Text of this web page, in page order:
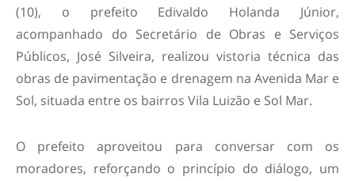
(10), o prefeito Edivaldo Holanda Júnior,
acompanhado do Secretário de Obras e Serviços
Públicos, José Silveira, realizou vistoria técnica das
obras de pavimentação e drenagem na Avenida Mar e
Sol, situada entre os bairros Vila Luizão e Sol Mar.
O prefeito aproveitou para conversar com os
moradores, reforçando o princípio do diálogo, um